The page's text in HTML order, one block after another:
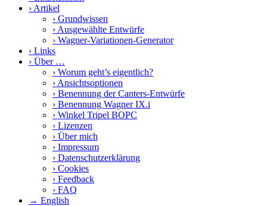
› Artikel
› Grundwissen
› Ausgewählte Entwürfe
› Wagner-Variationen-Generator
› Links
› Über …
› Worum geht’s eigentlich?
› Ansichtsoptionen
› Benennung der Canters-Entwürfe
› Benennung Wagner IX.i
› Winkel Tripel BOPC
› Lizenzen
› Über mich
› Impressum
› Datenschutzerklärung
› Cookies
› Feedback
› FAQ
→ English